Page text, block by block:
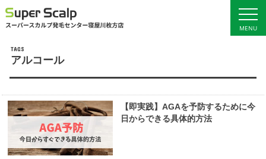
MENU
ホーム
女性の発毛 店舗概要・アクセス
男性の発毛
アルコール
【即実践】AGAを予防するために今
日からできる具体的方法